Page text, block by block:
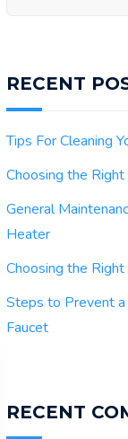
RECENT
Tips For Cleaning
Choosing the Right
General
Heater
Choosing the
Steps to Prevent
Faucet
RECENT